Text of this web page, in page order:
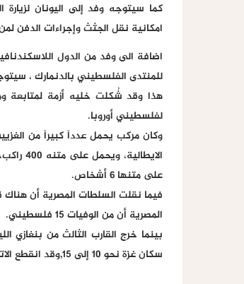
كما سيتوجه وفد إلى اليونان
امكانية نقل الجثث وإجراءات الدفن
اضافة الى وفد من الدول
للمنتدى الفلسطيني بالدنمارك ،
هذا وقد شُكلت خليه أزمة لمتابعة
لفلسطيني أوروبا.
على متنها 6 أشخاص.
فيما نقلت السلطات المصرية أن
المصرية أن من الوفيات 15 فلسطيني.
بينما خرج القارب الثالث من بنغازي
سكان غزة نحو 10 إلى 15,وقد انقطع الاتصال بالقارب منذ تلك اللحظة.